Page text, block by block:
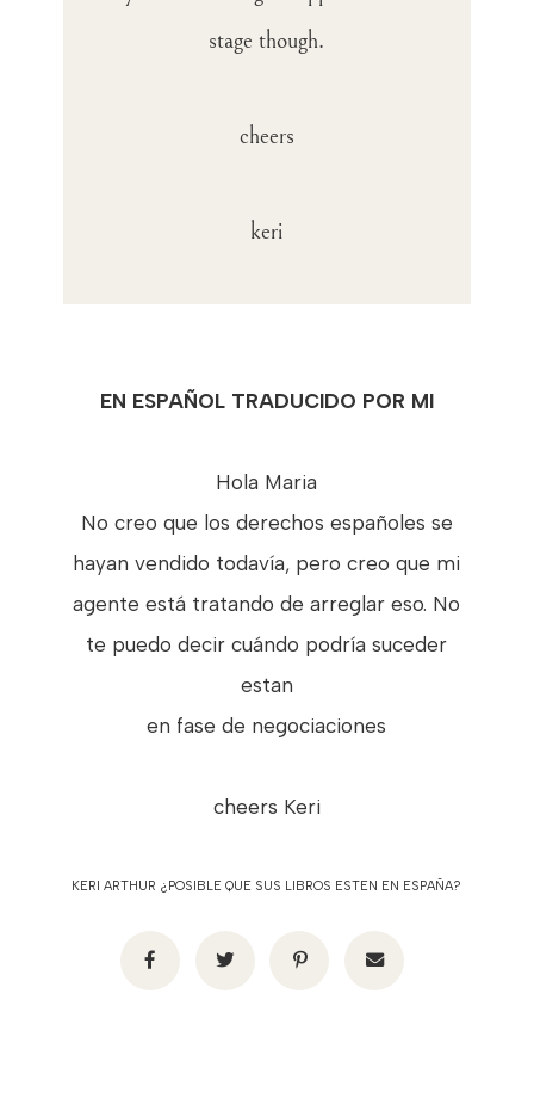
stage though.
cheers
keri
EN ESPAÑOL TRADUCIDO POR MI
Hola Maria
No creo que los derechos españoles se
hayan vendido todavía, pero creo que mi
agente está tratando de arreglar eso. No
te puedo decir cuándo podría suceder
estan
en fase de negociaciones
cheers Keri
KERI ARTHUR ¿POSIBLE QUE SUS LIBROS ESTEN EN ESPAÑA?